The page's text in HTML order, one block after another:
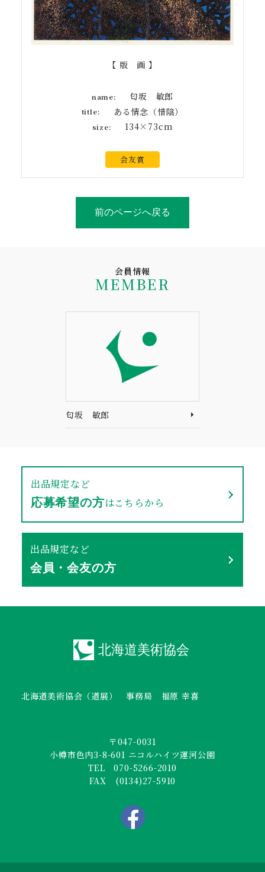
【 版 画 】
name: 匂坂 敏郎
title: ある情念（惜陰）
size: 134×73cm
会友賞
前のページへ戻る
会員情報
MEMBER
匂坂 敏郎
出品規定など
応募希望の方はこちらから
出品規定など
会員・会友の方
北海道美術協会（道展） 事務局 福原 幸喜
〒047-0031
小樽市色内3-8-601 ニコルハイツ運河公園
TEL 070-5266-2010
FAX (0134)27-5910